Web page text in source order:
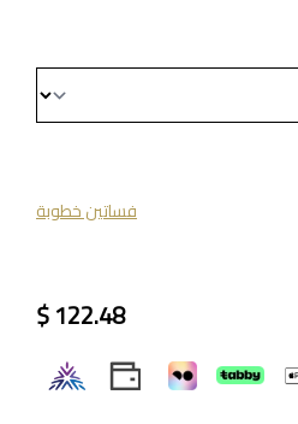
فساتين خطوبة
122.48 $